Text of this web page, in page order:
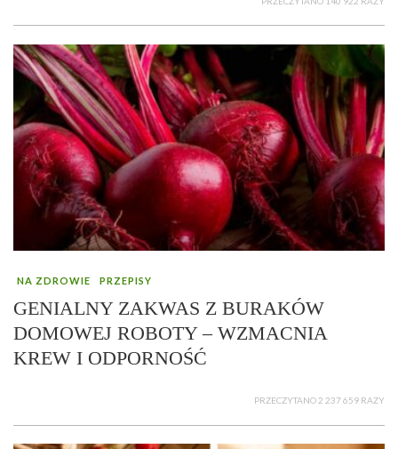
NA ZDROWIE PRZEPISY
GENIALNY ZAKWAS Z BURAKÓW
DOMOWEJ ROBOTY – WZMACNIA
KREW I ODPORNOŚĆ
PRZECZYTANO 2 237 659 RAZY